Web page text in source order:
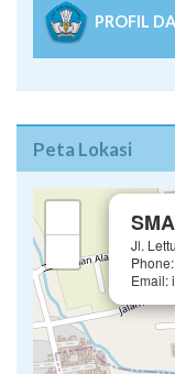
PROFIL
Peta Lokasi
Jl.
Email: